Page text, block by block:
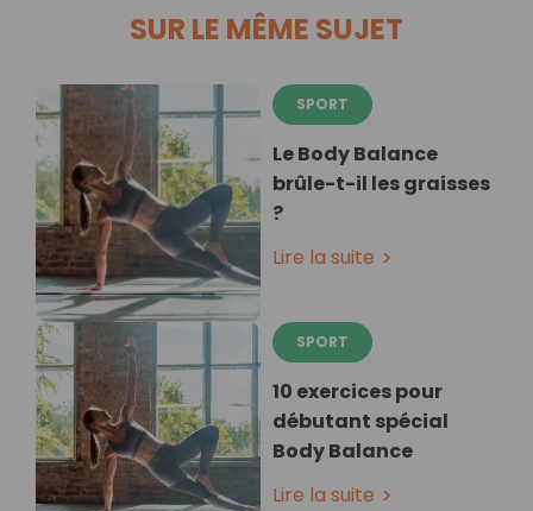
SUR LE MÊME SUJET
SPORT
Le Body Balance
brûle-t-il les graisses
?
Lire la suite
SPORT
10 exercices pour
débutant spécial
Body Balance
Lire la suite